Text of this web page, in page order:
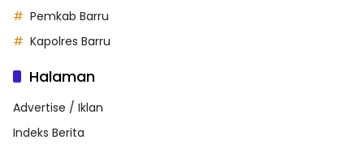
Pemkab Barru
Kapolres Barru
Halaman
Advertise / Iklan
Indeks Berita